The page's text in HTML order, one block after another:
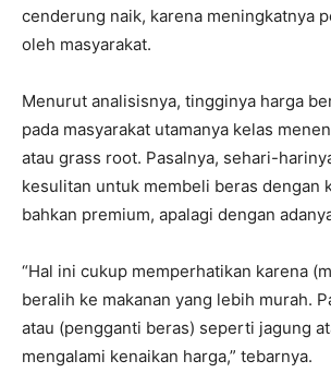
cenderung naik, karena meningkatnya
oleh masyarakat.
Menurut analisisnya, tingginya harga
pada masyarakat utamanya kelas
atau grass root. Pasalnya, sehari-
kesulitan untuk membeli beras dengan
bahkan premium, apalagi dengan
“Hal ini cukup memperhatikan karena
beralih ke makanan yang lebih murah.
atau (pengganti beras) seperti jagung
mengalami kenaikan harga,” tebarnya.